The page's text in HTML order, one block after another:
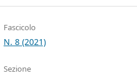
Fascicolo
N. 8 (2021)
Sezione